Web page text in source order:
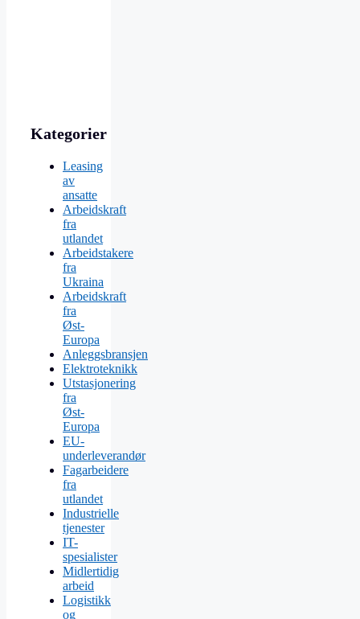
Kategorier
Leasing
av
ansatte
Arbeidskraft
fra
utlandet
Arbeidstakere
fra
Ukraina
Arbeidskraft
fra
Øst-
Europa
Anleggsbransjen
Elektroteknikk
Utstasjonering
fra
Øst-
Europa
EU-
underleverandør
Fagarbeidere
fra
utlandet
Industrielle
tjenester
IT-
spesialister
Midlertidig
arbeid
Logistikk
og